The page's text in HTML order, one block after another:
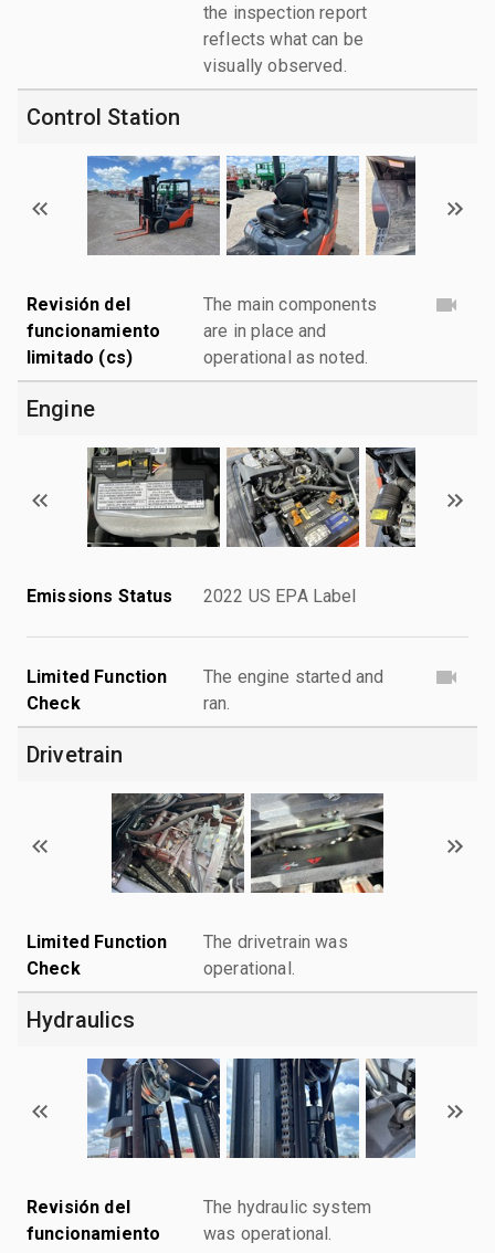
the inspection report
reflects what can be
visually observed.
Control Station
Revisión del
funcionamiento
limitado (cs)
The main components
are in place and
operational as noted.
Engine
Emissions Status 2022 US EPA Label
Limited Function
Check
The engine started and
ran.
Drivetrain
Limited Function
Check
The drivetrain was
operational.
Hydraulics
Revisión del
funcionamiento
The hydraulic system
was operational.